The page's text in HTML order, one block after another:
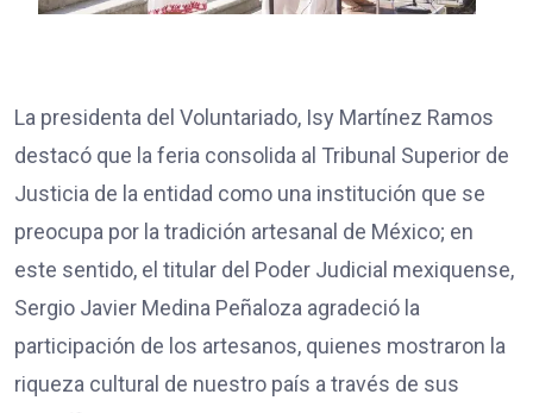
La presidenta del Voluntariado, Isy Martínez Ramos
destacó que la feria consolida al Tribunal Superior de
Justicia de la entidad como una institución que se
preocupa por la tradición artesanal de México; en
este sentido, el titular del Poder Judicial mexiquense,
Sergio Javier Medina Peñaloza agradeció la
participación de los artesanos, quienes mostraron la
riqueza cultural de nuestro país a través de sus